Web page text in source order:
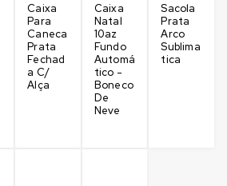
Caixa
Para
Caneca
Prata
Fechad
a C/
Alça
Caixa
Natal
10az
Fundo
Automá
tico -
Boneco
De
Neve
Sacola
Prata
Arco
Sublima
tica